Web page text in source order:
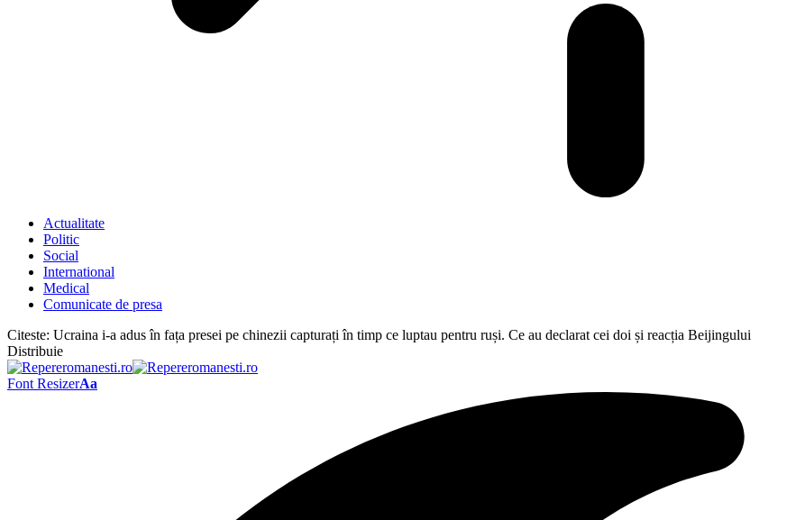
Actualitate
Politic
Social
International
Medical
Comunicate de presa
Citeste: Ucraina i-a adus în fața presei pe chinezii capturați în timp ce luptau pentru ruși. Ce au declarat cei doi și reacția Beijingului
Distribuie
Font ResizerAa